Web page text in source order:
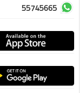
55745665